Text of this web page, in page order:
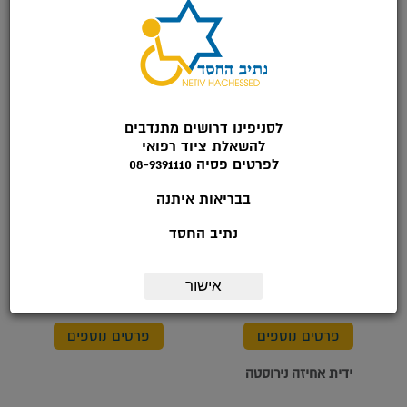
פרטים נוספים
ידית אחיזה פלסטיק
פרטים נוספים
ידית אחיזה כרום מחוספס
פרטים נוספים
ידית אחיזה נירוסטה
לסניפינו דרושים מתנדבים
להשאלת ציוד רפואי
לפרטים פסיה 08-9391110
בבריאות איתנה
נתיב החסד
אישור